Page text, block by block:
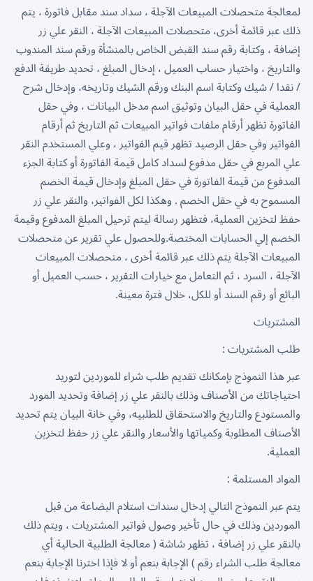
لمعالجة متحصلات المبيعات الآجلة ، سداد سند مقابل فاتورة ، يتم
ذلك عبر قائمة أخرى، متحصلات المبيعات الآجلة ، النقر علي زر
إضافة ، وكتابة رقم سند القبض الخاص بالمنشأة ورقم سند المندوب
والتاريخ ، واختيار حساب العميل ، إدخال المبلغ ، تحديد طريقة الدفع
/ نقدا / شيك وكتابة اسم البنك ورقم الشيك وتاريخه، وإدخال شرح
العملية في حقل البيان وتوثيق اسم مدخل البيانات ، وفي حقل
الفاتورة تظهر أرقام ملفات فواتير المبيعات ثم التاريخ ثم أرقام
الفواتير وفي حقل الرصيد تظهر قيم الفواتير ، وعلي المستخدم النقر
علي المربع في حقل مدفوع لسداد كامل قيمة الفاتورة أو كتابة الجزء
المدفوع من قيمة الفاتورة في حقل المبلغ وإدخال قيمة الخصم
المسموح به في حقل الخصم . وهكذا لكل الفواتير، والنقر علي زر
حفظ لتخزين العملية، فتظهر رسالة ليتم ترحيل المبلغ المدفوع وقيمة
الخصم إلي الحسابات المختصة.وللحصول علي تقرير عن متحصلات
المبيعات الآجلة يتم ذلك عبر قائمة أخرى ، متحصلات المبيعات
الآجلة ، السرد ، ثم التعامل مع خيارات التقرير ، حسب العميل أو
البائع أو رقم السند أو للكل، خلال فترة معينة.
المشتريات
طلب المشتريات :
عبر هذا النموذج بإمكانك تقديم طلب شراء للموردين لتوريد
احتياجاتك من الأصناف وذلك بالنقر علي زر إضافة وتحديد المورد
والمستودع والتاريخ والاستحقاق للطلبيه، وفي خانة البيان يتم تحديد
الأصناف المطلوبة وكمياتها والأسعار والنقر علي زر حفظ لتخزين
العملية.
المواد المستلمة :
يتم عبر النموذج التالي إدخال سندات استلام البضاعة من قبل
الموردين وذلك في حال تأخير وصول فواتير المشتريات ، ويتم ذلك
بالنقر علي زر إضافة ، تظهر شاشة ( معالجة الطلبية الحالية أي
معالجة طلب الشراء رقم ) الإجابة بنعم أو لا فإذا اخترنا الإجابة بنعم